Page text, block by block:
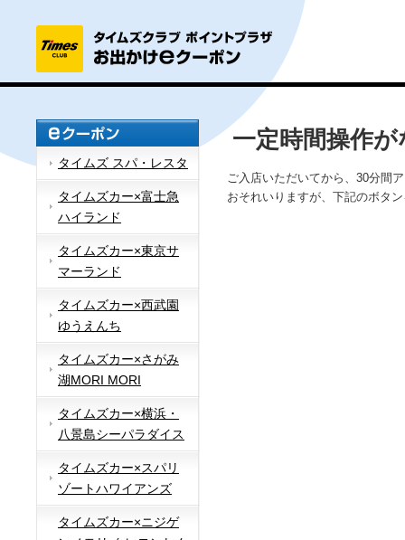
タイムズ スパ・レスタ
タイムズカー×富士急
ハイランド
タイムズカー×東京サ
マーランド
タイムズカー×西武園
ゆうえんち
タイムズカー×さがみ
湖MORI MORI
タイムズカー×横浜・
八景島シーパラダイス
タイムズカー×スパリ
ゾートハワイアンズ
タイムズカー×ニジゲ
一定時間操作
ご入店いただいてから、30分間
おそれいりますが、下記のボタ